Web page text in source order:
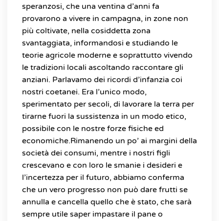
speranzosi, che una ventina d’anni fa
provarono a vivere in campagna, in zone non
più coltivate, nella cosiddetta zona
svantaggiata, informandosi e studiando le
teorie agricole moderne e soprattutto vivendo
le tradizioni locali ascoltando raccontare gli
anziani. Parlavamo dei ricordi d’infanzia coi
nostri coetanei. Era l’unico modo,
sperimentato per secoli, di lavorare la terra per
tirarne fuori la sussistenza in un modo etico,
possibile con le nostre forze fisiche ed
economiche.Rimanendo un po’ ai margini della
società dei consumi, mentre i nostri figli
crescevano e con loro le smanie i desideri e
l’incertezza per il futuro, abbiamo conferma
che un vero progresso non può dare frutti se
annulla e cancella quello che è stato, che sarà
sempre utile saper impastare il pane o